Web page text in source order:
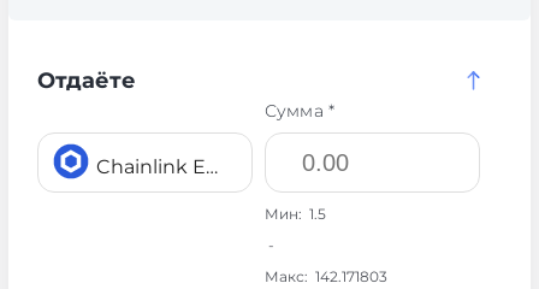
Отдаёте
Chainlink ERC20 LINK
Сумма *
Мин: 1.5
-
Макс: 142.171803